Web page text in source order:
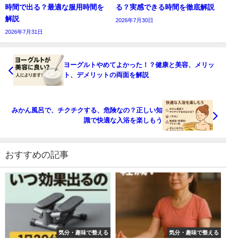
時間で出る？最適な服用時間を
解説
2026年7月31日
る？実感できる時間を徹底解説
2026年7月30日
ヨーグルトやめてよかった！？健康と美容、メリッ
ト、デメリットの両面を解説
みかん風呂で、チクチクする、危険なの？正しい知
識で快適な入浴を楽しもう
おすすめの記事
気分・趣味で整える 気分・趣味で整える